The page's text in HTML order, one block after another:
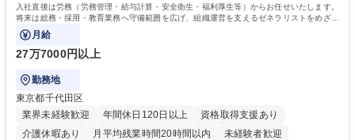
入社直後は労務（労務管理・給与計算・安全衛生・福利厚生等）からお任せいたします。
将来は総務・採用・教育業務へ守備範囲を広げ、組織運営を支えるゼネラリストをめざせ
ます。
月給
27万7000円以上
勤務地
東京都千代田区
業界未経験歓迎
年間休日120日以上
資格取得支援あり
介護休暇あり
月平均残業時間20時間以内
未経験者歓迎